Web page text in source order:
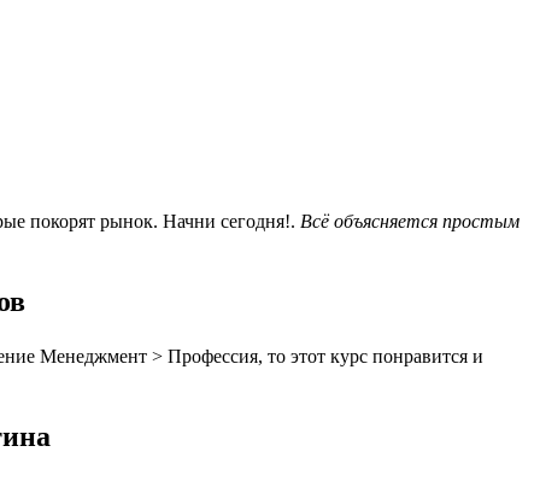
покорят рынок. Начни сегодня!. Всё объясняется простым
Менеджмент > Профессия, то этот курс понравится и